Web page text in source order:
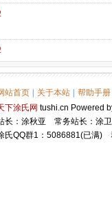
站首页 关于本站
帮助手册
下涂氏网 tushi.cn Powered
长：涂秋亚 常务站长：涂
氏QQ群1：5086881(已满)